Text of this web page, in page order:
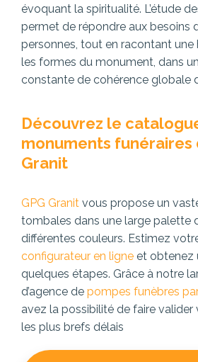
évoquant la spiritualité. L’étude
permet de répondre aux besoins
personnes, tout en racontant une
les formes du monument, dans
constante de cohérence globale
Découvrez le
monuments funéraires
Granit
GPG Granit vous propose un
tombales dans une large palette
différentes couleurs. Estimez
configurateur en ligne et obtenez
quelques étapes. Grâce à notre
d’agence de pompes funèbres
avez la possibilité de faire valider
les plus brefs délais